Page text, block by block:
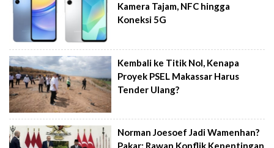
Kamera Tajam, NFC hingga
Koneksi 5G
Kembali ke Titik Nol, Kenapa
Proyek PSEL Makassar Harus
Tender Ulang?
Norman Joesoef Jadi Wamenhan?
Pakar: Rawan Konflik Kepentingan